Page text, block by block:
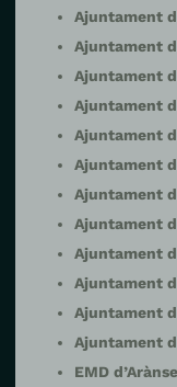
Ajuntament
Ajuntament
Ajuntament
Ajuntament
Ajuntament
Ajuntament
Ajuntament
Ajuntament
Ajuntament
Ajuntament
Ajuntament
Ajuntament
EMD